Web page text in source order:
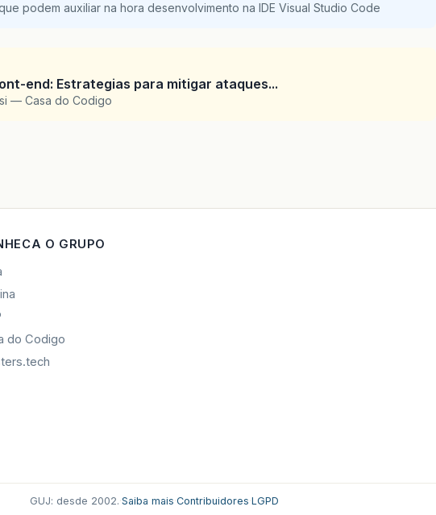
podem auxiliar na hora desenvolvimento na IDE Visual Studio Code
end: Estrategias para mitigar ataques...
— Casa do Codigo
O GRUPO
do Codigo
GUJ: desde 2002.·Saiba mais·Contribuidores·LGPD